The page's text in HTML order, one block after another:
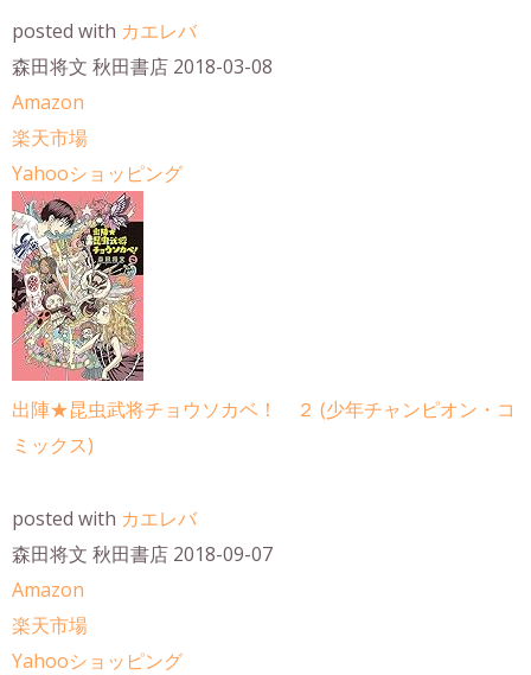
posted with カエレバ
森田将文 秋田書店 2018-03-08
Amazon
楽天市場
Yahooショッピング
出陣★昆虫武将チョウソカベ！ ２ (少年チャンピオン・コ
ミックス)
posted with カエレバ
森田将文 秋田書店 2018-09-07
Amazon
楽天市場
Yahooショッピング